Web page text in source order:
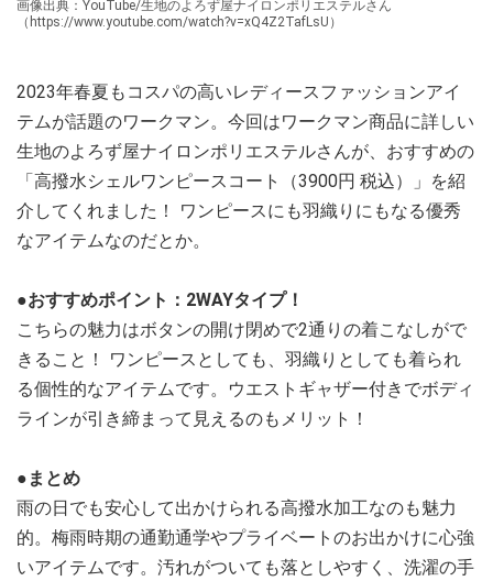
画像出典：YouTube/生地のよろず屋ナイロンポリエステルさん
（https://www.youtube.com/watch?v=xQ4Z2TafLsU）
2023年春夏もコスパの高いレディースファッションアイ
テムが話題のワークマン。今回はワークマン商品に詳しい
生地のよろず屋ナイロンポリエステルさんが、おすすめの
「高撥水シェルワンピースコート（3900円 税込）」を紹
介してくれました！ ワンピースにも羽織りにもなる優秀
なアイテムなのだとか。
●おすすめポイント：2WAYタイプ！
こちらの魅力はボタンの開け閉めで2通りの着こなしがで
きること！ ワンピースとしても、羽織りとしても着られ
る個性的なアイテムです。ウエストギャザー付きでボディ
ラインが引き締まって見えるのもメリット！
●まとめ
雨の日でも安心して出かけられる高撥水加工なのも魅力
的。梅雨時期の通勤通学やプライベートのお出かけに心強
いアイテムです。汚れがついても落としやすく、洗濯の手